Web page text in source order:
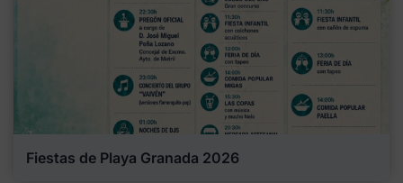
Fiestas de Playa Granada 2026